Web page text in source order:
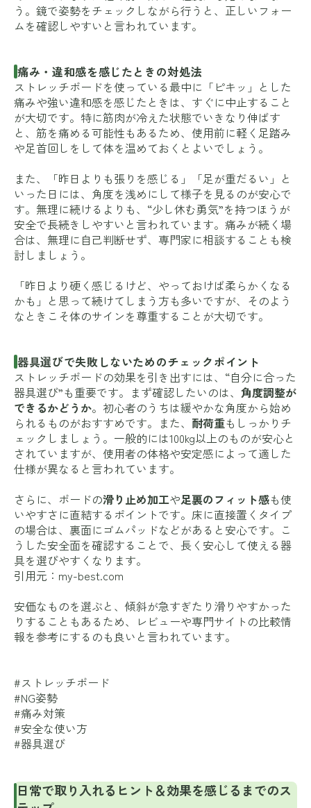
う。鏡で姿勢をチェックしながら行うと、正しいフォー
ムを確認しやすいと言われています。
痛み・違和感を感じたときの対処法
ストレッチボードを使っている最中に「ピキッ」とした
痛みや強い違和感を感じたときは、すぐに中止すること
が大切です。特に筋肉が冷えた状態でいきなり伸ばす
と、筋を痛める可能性もあるため、使用前に軽く足踏み
や足首回しをして体を温めておくとよいでしょう。
また、「昨日よりも張りを感じる」「足が重だるい」と
いった日には、角度を浅めにして様子を見るのが安心で
す。無理に続けるよりも、“少し休む勇気”を持つほうが
安全で長続きしやすいと言われています。痛みが続く場
合は、無理に自己判断せず、専門家に相談することも検
討しましょう。
「昨日より硬く感じるけど、やっておけば柔らかくなる
かも」と思って続けてしまう方も多いですが、そのよう
なときこそ体のサインを尊重することが大切です。
器具選びで失敗しないためのチェックポイント
ストレッチボードの効果を引き出すには、“自分に合った
器具選び”も重要です。まず確認したいのは、 角度調整が
できるかどうか。初心者のうちは緩やかな角度から始め
られるものがおすすめです。また、 耐荷重もしっかりチ
ェックしましょう。一般的には100kg以上のものが安心と
されていますが、使用者の体格や安定感によって適した
仕様が異なると言われています。
さらに、ボードの滑り止め加工や足裏のフィット感も使
いやすさに直結するポイントです。床に直接置くタイプ
の場合は、裏面にゴムパッドなどがあると安心です。こ
うした安全面を確認することで、長く安心して使える器
具を選びやすくなります。
引用元： my-best.com
安価なものを選ぶと、傾斜が急すぎたり滑りやすかった
りすることもあるため、レビューや専門サイトの比較情
報を参考にするのも良いと言われています。
#ストレッチボード
#NG姿勢
#痛み対策
#安全な使い方
#器具選び
日常で取り入れるヒント＆効果を感じるまでのス